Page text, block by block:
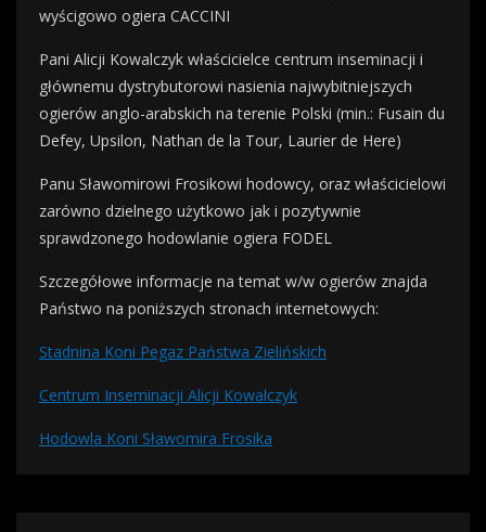
wyścigowo ogiera CACCINI
Pani Alicji Kowalczyk właścicielce centrum inseminacji i
głównemu dystrybutorowi nasienia najwybitniejszych
ogierów anglo-arabskich na terenie Polski (min.: Fusain du
Defey, Upsilon, Nathan de la Tour, Laurier de Here)
Panu Sławomirowi Frosikowi hodowcy, oraz właścicielowi
zarówno dzielnego użytkowo jak i pozytywnie
sprawdzonego hodowlanie ogiera FODEL
Szczegółowe informacje na temat w/w ogierów znajda
Państwo na poniższych stronach internetowych:
Stadnina Koni Pegaz Państwa Zielińskich
Centrum Inseminacji Alicji Kowalczyk
Hodowla Koni Sławomira Frosika